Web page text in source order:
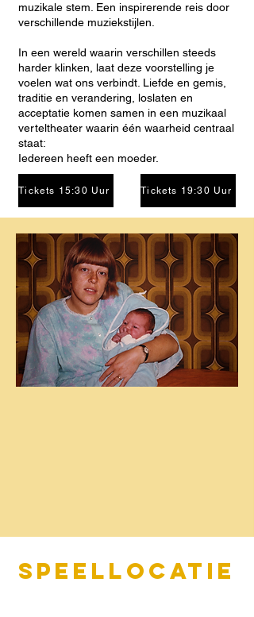
muzikale stem. Een inspirerende reis door
verschillende muziekstijlen.
In een wereld waarin verschillen steeds
harder klinken, laat deze voorstelling je
voelen wat ons verbindt. Liefde en gemis,
traditie en verandering, loslaten en
acceptatie komen samen in een muzikaal
verteltheater waarin één waarheid centraal
staat:
Iedereen heeft een moeder.
Tickets 15:30 Uur Tickets 19:30 Uur
Speellocatie